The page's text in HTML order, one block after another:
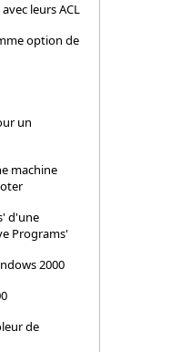
leurs ACL
option de
un
machine
d'une
Programs'
2000
de